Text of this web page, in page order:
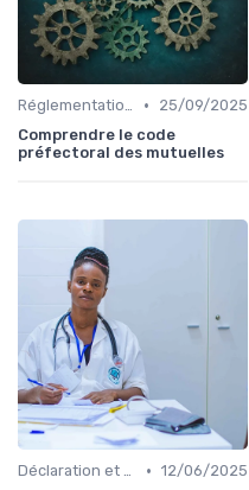
Réglementations en Assurance Santé •
25/09/2025
Comprendre le code
préfectoral des mutuelles
Déclaration et Remboursement • 12/06/2025